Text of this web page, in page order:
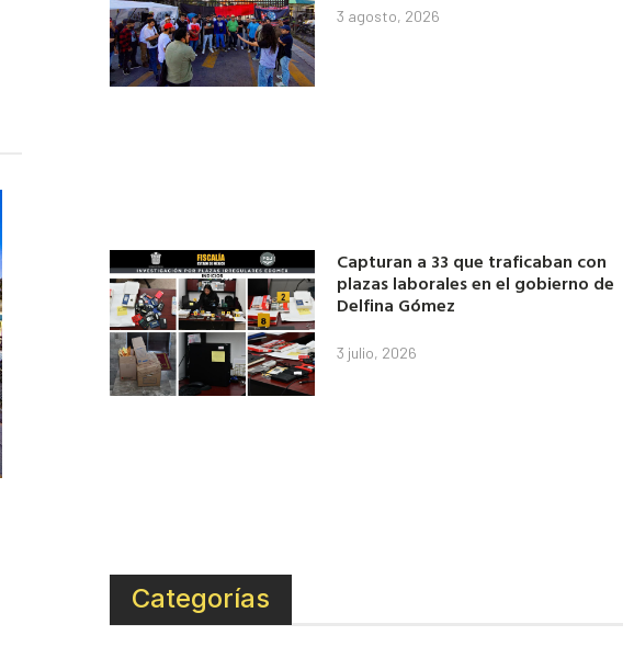
3 agosto, 2026
Capturan a 33 que traficaban con
plazas laborales en el gobierno de
Delfina Gómez
3 julio, 2026
Categorías